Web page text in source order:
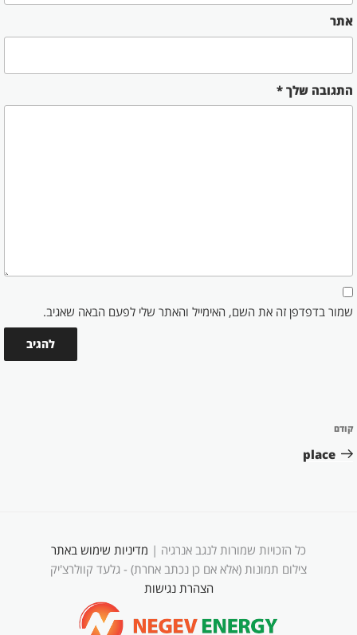
אתר
התגובה שלך *
שמור בדפדפן זה את השם, האימייל והאתר שלי לפעם הבאה שאגיב.
הפוסט
הקודם
קודם
place
כל הזכויות שמורות לנגב אנרגיה | מדיניות שימוש באתר
צילום תמונות (אלא אם כן נכתב אחרת) - גלעד קוולרצ'יק
הצהרת נגישות